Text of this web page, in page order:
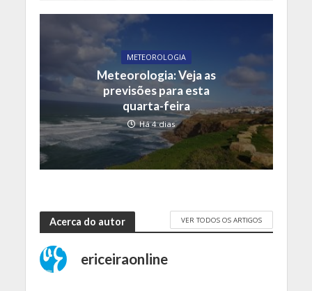
METEOROLOGIA
Meteorologia: Veja as
previsões para esta
quarta-feira
Há 4 dias
Acerca do autor VER TODOS OS ARTIGOS
ericeiraonline